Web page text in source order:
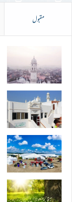
مقبول